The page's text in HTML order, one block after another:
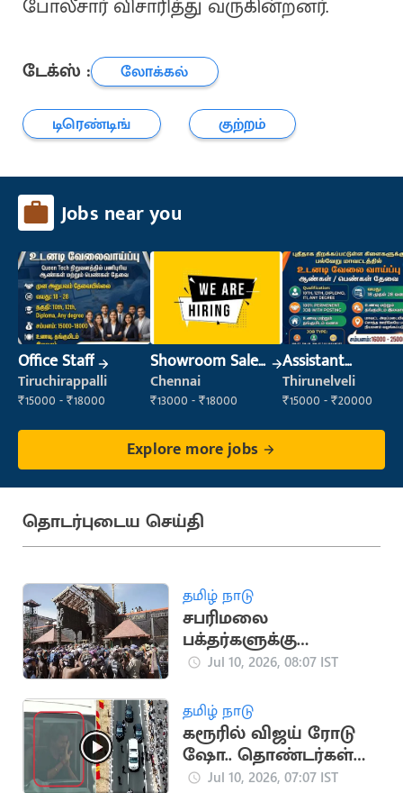
போலீசார் விசாரித்து வருகின்றனர்.
டேக்ஸ் :
லோக்கல்
டிரெண்டிங்
குற்றம்
Jobs near you
Office Staff
Tiruchirappalli
₹15000 - ₹18000
Showroom Sales
Executive (Retail
Sales)
Chennai
₹13000 - ₹18000
Assistant
Manager
Thirunelveli
₹15000 - ₹20000
Explore more jobs
தொடர்புடைய செய்தி
தமிழ் நாடு
சபரிமலை
பக்தர்களுக்கு
அடிப்படை வசதிகள்:
நெரிசல் கட்டுப்பாடு
Jul 10, 2026, 08:07 IST
தமிழ் நாடு
கரூரில் விஜய் ரோடு
ஷோ.. தொண்டர்கள்
உற்சாக வரவேற்பு
Jul 10, 2026, 07:07 IST